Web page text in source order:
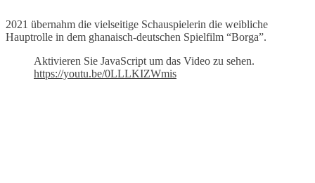
2021 übernahm die vielseitige Schauspielerin die weibliche
Hauptrolle in dem ghanaisch-deutschen Spielfilm “Borga”.
Aktivieren Sie JavaScript um das Video zu sehen.
https://youtu.be/0LLLKIZWmis